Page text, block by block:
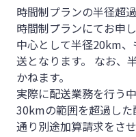
時間制プランの半径超
時間制プランにてお申
中心として半径20km
送となります。 なお、
かねます。
実際に配送業務を行う
30kmの範囲を超過し
通り別途加算請求をさ